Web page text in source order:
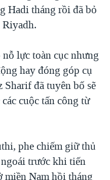
Hadi tháng rồi đã bỏ
nỗ lực toàn cục nhưng
hay đóng góp cụ
Sharif đã tuyên bố sẽ
cuộc tấn công từ
phe chiếm giữ thủ
trước khi tiến
miền Nam hồi tháng